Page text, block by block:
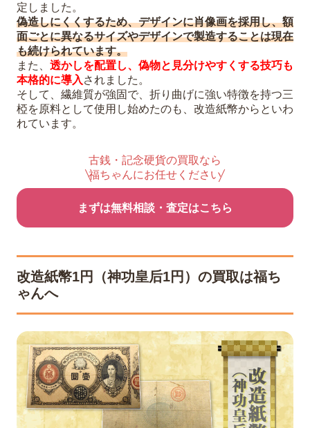
定しました。
偽造しにくくするため、デザインに肖像画を採用し、額
面ごとに異なるサイズやデザインで製造することは現在
も続けられています。
また、 透かしを配置し、偽物と見分けやすくする技巧も
本格的に導入 されました。
そして、繊維質が強固で、折り曲げに強い特徴を持つ三
椏を原料として使用し始めたのも、改造紙幣からといわ
れています。
古銭・記念硬貨の買取なら
福ちゃんにお任せください
まずは無料相談・査定はこちら
改造紙幣1円（神功皇后1円）の買取は福ち
ゃんへ